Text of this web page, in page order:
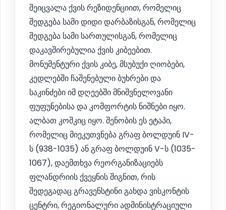
შეიცვალა ქვის რეზიდენციით, რომელიც
შედგება სამი დიდი დარბაზისგან, რომელიც
შედგება სამი სართულისგან, რომელიც
დაკავშირებულია ქვის კიბეებით.
მონუმენტური ქვის კიბე, მსუბუქი ღიობები,
კედლებში ჩაშენებული ბუხრები და
საკინძები იმ დღეებში მნიშვნელოვანი
ფუფუნებისა და კომფორტის ნიშნები იყო.
ალბათ კოშკიც იყო. შენობის ეს ეტაპი,
რომელიც მიეკუთვნება გრაფ ბოლდუინ IV-
ს (938-1035) ან გრაფ ბოლდუინ V-ს (1035-
1067), დაემთხვა რეორგანიზაციებს
ფლანდრიის ქვეყნის შიგნით, რის
შედეგადაც გრავენსტინი გახდა ვისკონტის
ცენტრი, რეგიონალური ადმინისტრაციული